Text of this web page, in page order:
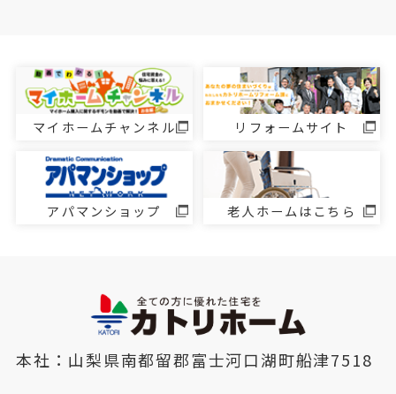
マイホームチャンネル リフォームサイト
アパマンショップ 老人ホームはこちら
本社：山梨県南都留郡富士河口湖町船津7518